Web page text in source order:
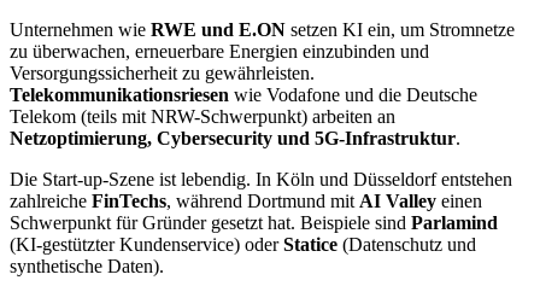
Unternehmen wie RWE und E.ON setzen KI ein, um Stromnetze
zu überwachen, erneuerbare Energien einzubinden und
Versorgungssicherheit zu gewährleisten.
Telekommunikationsriesen wie Vodafone und die Deutsche
Telekom (teils mit NRW-Schwerpunkt) arbeiten an
Netzoptimierung, Cybersecurity und 5G-Infrastruktur.
Die Start-up-Szene ist lebendig. In Köln und Düsseldorf entstehen
zahlreiche FinTechs, während Dortmund mit AI Valley einen
Schwerpunkt für Gründer gesetzt hat. Beispiele sind Parlamind
(KI-gestützter Kundenservice) oderStatice (Datenschutz und
synthetische Daten).